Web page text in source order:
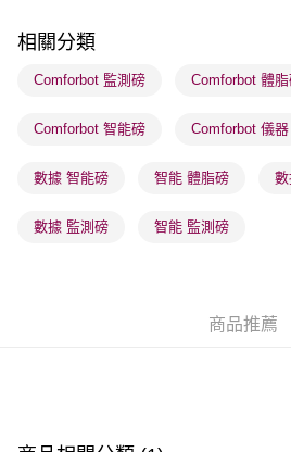
確認發貨後1-3 工作天送達，訂單將隨機
物流公司進行物流配送
取。逾期會取消訂單，並不會安排重寄
相關分類
Comforbot 監測磅 Comforbot 體
Comforbot 智能磅 Comforbot 儀器
數據 智能磅 智能 體脂磅
數據 監測磅 智能 監測磅
商品推薦